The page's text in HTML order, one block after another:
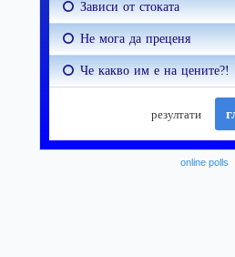
online polls